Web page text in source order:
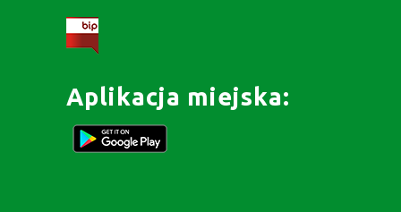
Aplikacja miejska: